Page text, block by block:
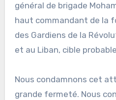
général de brigade
haut commandant de la
des Gardiens de la
et au Liban, cible
Nous condamnons cet
grande fermeté. Nous